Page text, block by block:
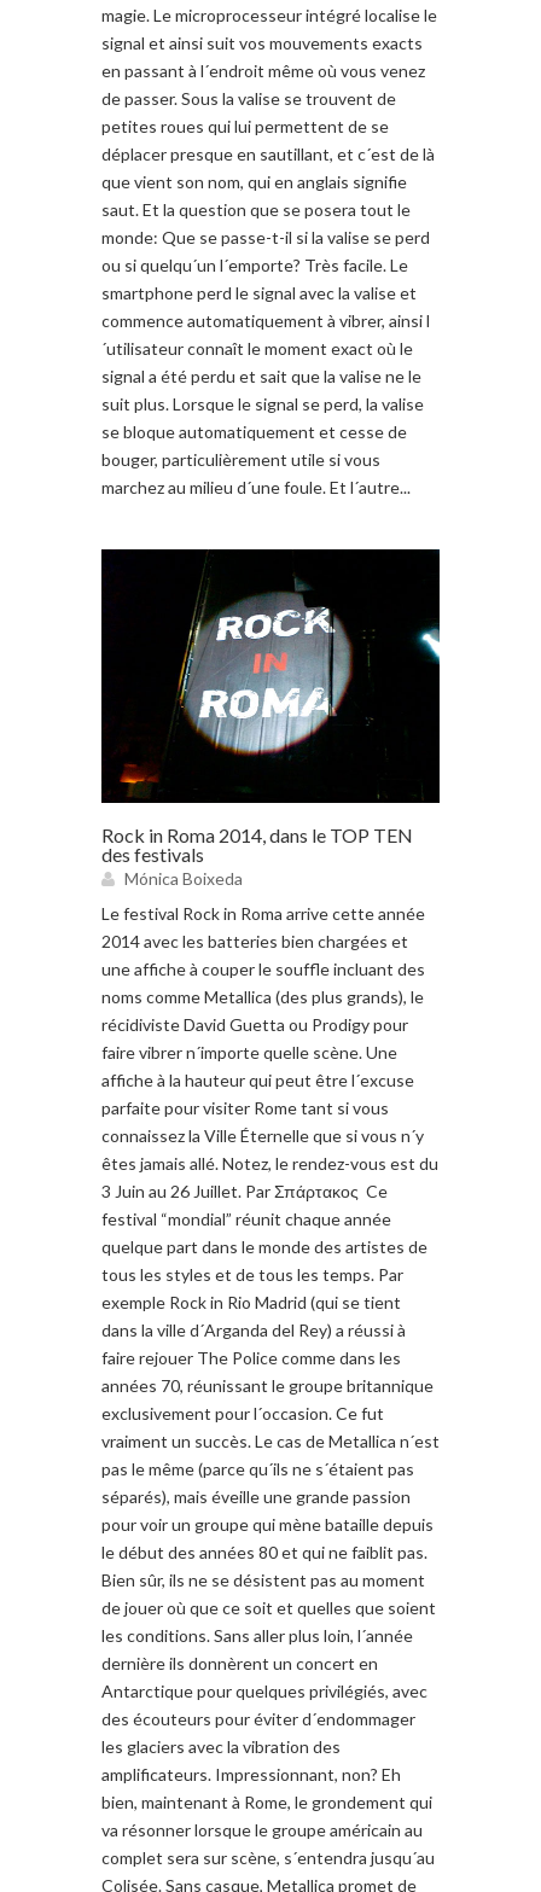
magie. Le microprocesseur intégré localise le
signal et ainsi suit vos mouvements exacts
en passant à l´endroit même où vous venez
de passer. Sous la valise se trouvent de
petites roues qui lui permettent de se
déplacer presque en sautillant, et c´est de là
que vient son nom, qui en anglais signifie
saut. Et la question que se posera tout le
monde: Que se passe-t-il si la valise se perd
ou si quelqu´un l´emporte? Très facile. Le
smartphone perd le signal avec la valise et
commence automatiquement à vibrer, ainsi l
´utilisateur connaît le moment exact où le
signal a été perdu et sait que la valise ne le
suit plus. Lorsque le signal se perd, la valise
se bloque automatiquement et cesse de
bouger, particulièrement utile si vous
marchez au milieu d´une foule. Et l´autre...
Rock in Roma 2014, dans le TOP TEN
des festivals
Mónica Boixeda
Le festival Rock in Roma arrive cette année
2014 avec les batteries bien chargées et
une affiche à couper le souffle incluant des
noms comme Metallica (des plus grands), le
récidiviste David Guetta ou Prodigy pour
faire vibrer n´importe quelle scène. Une
affiche à la hauteur qui peut être l´excuse
parfaite pour visiter Rome tant si vous
connaissez la Ville Éternelle que si vous n´y
êtes jamais allé. Notez, le rendez-vous est du
3 Juin au 26 Juillet. Par Σπάρτακος Ce
festival “mondial” réunit chaque année
quelque part dans le monde des artistes de
tous les styles et de tous les temps. Par
exemple Rock in Rio Madrid (qui se tient
dans la ville d´Arganda del Rey) a réussi à
faire rejouer The Police comme dans les
années 70, réunissant le groupe britannique
exclusivement pour l´occasion. Ce fut
vraiment un succès. Le cas de Metallica n´est
pas le même (parce qu´ils ne s´étaient pas
séparés), mais éveille une grande passion
pour voir un groupe qui mène bataille depuis
le début des années 80 et qui ne faiblit pas.
Bien sûr, ils ne se désistent pas au moment
de jouer où que ce soit et quelles que soient
les conditions. Sans aller plus loin, l´année
dernière ils donnèrent un concert en
Antarctique pour quelques privilégiés, avec
des écouteurs pour éviter d´endommager
les glaciers avec la vibration des
amplificateurs. Impressionnant, non? Eh
bien, maintenant à Rome, le grondement qui
va résonner lorsque le groupe américain au
complet sera sur scène, s´entendra jusqu´au
Colisée. Sans casque, Metallica promet de